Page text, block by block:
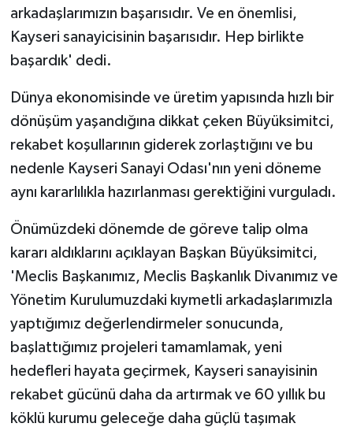
arkadaşlarımızın başarısıdır. Ve en önemlisi,
Kayseri sanayicisinin başarısıdır. Hep birlikte
başardık' dedi.
Dünya ekonomisinde ve üretim yapısında hızlı bir
dönüşüm yaşandığına dikkat çeken Büyüksimitci,
rekabet koşullarının giderek zorlaştığını ve bu
nedenle Kayseri Sanayi Odası'nın yeni döneme
aynı kararlılıkla hazırlanması gerektiğini vurguladı.
Önümüzdeki dönemde de göreve talip olma
kararı aldıklarını açıklayan Başkan Büyüksimitci,
'Meclis Başkanımız, Meclis Başkanlık Divanımız ve
Yönetim Kurulumuzdaki kıymetli arkadaşlarımızla
yaptığımız değerlendirmeler sonucunda,
başlattığımız projeleri tamamlamak, yeni
hedefleri hayata geçirmek, Kayseri sanayisinin
rekabet gücünü daha da artırmak ve 60 yıllık bu
köklü kurumu geleceğe daha güçlü taşımak